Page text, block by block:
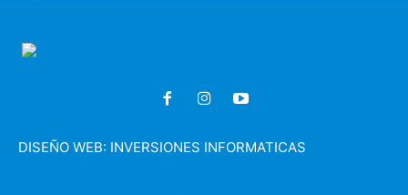
DISEÑO WEB: INVERSIONES INFORMATICAS